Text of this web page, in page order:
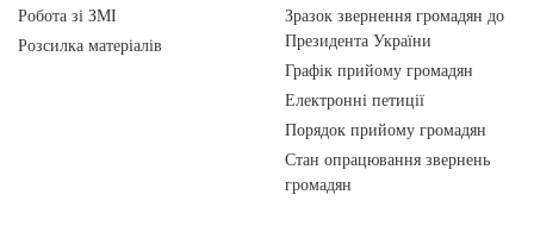
Робота зі ЗМІ
Розсилка матеріалів
Зразок звернення громадян до
Президента України
Графік прийому громадян
Електронні петиції
Порядок прийому громадян
Стан опрацювання звернень
громадян